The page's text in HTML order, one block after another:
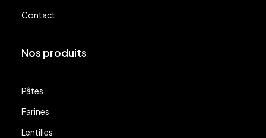
Contact
Nos produits
Pâtes
Farines
Lentilles